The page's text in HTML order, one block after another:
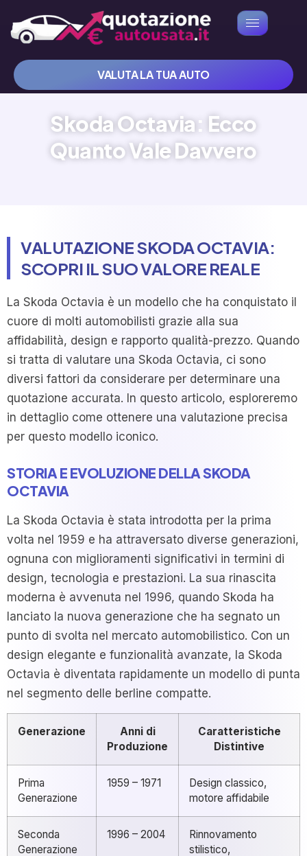
VALUTA LA TUA AUTO
Skoda Octavia: Ecco
Quanto Vale Davvero
VALUTAZIONE SKODA OCTAVIA:
SCOPRI IL SUO VALORE REALE
La Skoda Octavia è un modello che ha conquistato il
cuore di molti automobilisti grazie alla sua
affidabilità, design e rapporto qualità-prezzo. Quando
si tratta di valutare una Skoda Octavia, ci sono
diversi fattori da considerare per determinare una
quotazione accurata. In questo articolo, esploreremo
in dettaglio come ottenere una valutazione precisa
per questo modello iconico.
STORIA E EVOLUZIONE DELLA SKODA
OCTAVIA
La Skoda Octavia è stata introdotta per la prima
volta nel 1959 e ha attraversato diverse generazioni,
ognuna con miglioramenti significativi in termini di
design, tecnologia e prestazioni. La sua rinascita
moderna è avvenuta nel 1996, quando Skoda ha
lanciato la nuova generazione che ha segnato un
punto di svolta nel mercato automobilistico. Con un
design elegante e funzionalità avanzate, la Skoda
Octavia è diventata rapidamente un modello di punta
nel segmento delle berline compatte.
Generazione
Anni di
Produzione
Caratteristiche
Distintive
Prima
Generazione
1959 – 1971
Design classico,
motore affidabile
Seconda
Generazione
1996 – 2004
Rinnovamento
stilistico,